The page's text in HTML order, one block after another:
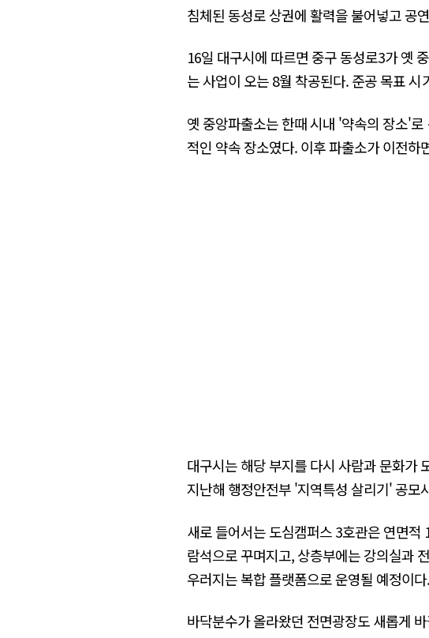
침체된 동성로 상권에 활력을 불어넣고 공
16일 대구시에 따르면 중구 동성로3가 옛
는 사업이 오는 8월 착공된다. 준공 목표 시
옛 중앙파출소는 한때 시내 '약속의 장소'
적인 약속 장소였다. 이후 파출소가 이전
대구시는 해당 부지를 다시 사람과 문화가
지난해 행정안전부 '지역특성 살리기' 공모
새로 들어서는 도심캠퍼스 3호관은 연면
람석으로 꾸며지고, 상층부에는 강의실과
우러지는 복합 플랫폼으로 운영될 예정이다.
바닥분수가 올라왔던 전면광장도 새롭게